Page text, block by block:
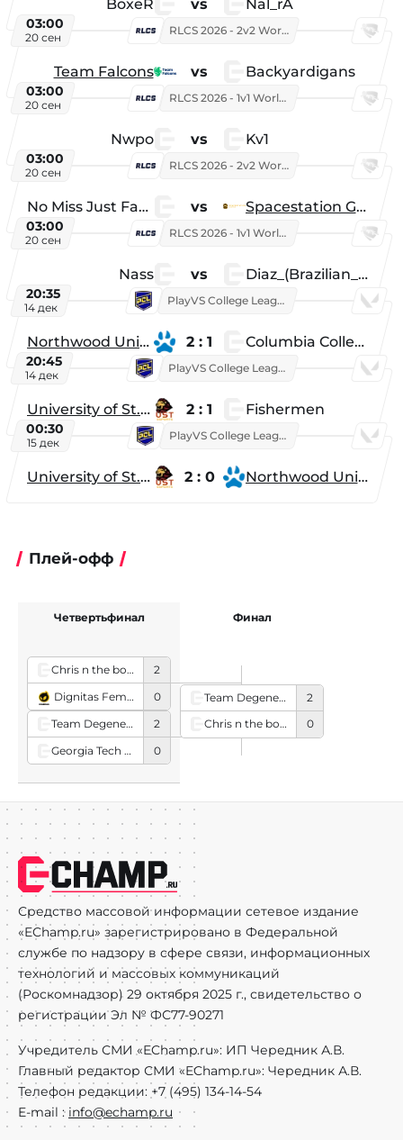
BoxeR vs Nal_rA
03:00
20 сен
RLCS 2026 - 2v2 World Championship
Team Falcons vs Backyardigans
03:00
20 сен
RLCS 2026 - 1v1 World Championship
Nwpo vs Kv1
03:00
20 сен
RLCS 2026 - 2v2 World Championship
No Miss Just Fake vs Spacestation Gaming
03:00
20 сен
RLCS 2026 - 1v1 World Championship
Nass vs Diaz_(Brazilian_Player)
20:35
14 дек
PlayVS College League 2025: Fall
Northwood University 2 : 1 Columbia College
20:45
14 дек
PlayVS College League 2025: Fall
University of St. Thomas 2 : 1 Fishermen
00:30
15 дек
PlayVS College League 2025: Fall
University of St. Thomas 2 : 0 Northwood University
Плей-офф
Chris n the boys
2
Dignitas Female
0
Team Degenerates
2
Georgia Tech CSGO
0
Четвертьфинал
Team Degenerates
2
Chris n the boys
0
Финал
Средство массовой информации сетевое издание
«EChamp.ru» зарегистрировано в Федеральной
службе по надзору в сфере связи, информационных
технологий и массовых коммуникаций
(Роскомнадзор) 29 октября 2025 г., свидетельство о
регистрации Эл № ФС77-90271
Учредитель СМИ «EChamp.ru»: ИП Чередник А.В.
Главный редактор СМИ «EChamp.ru»: Чередник А.В.
Телефон редакции: +7 (495) 134-14-54
E-mail : info@echamp.ru